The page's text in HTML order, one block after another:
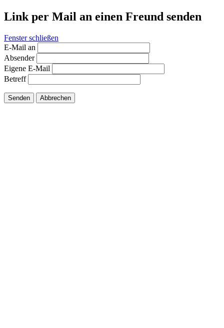
Link per Mail an einen Freund senden
Fenster schließen
E-Mail an
Absender
Eigene E-Mail
Betreff
Senden Abbrechen